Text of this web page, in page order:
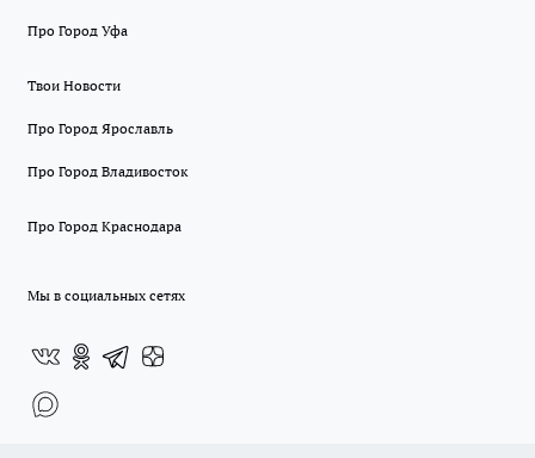
Про Город Уфа
Твои Новости
Про Город Ярославль
Про Город Владивосток
Про Город Краснодара
Мы в социальных сетях